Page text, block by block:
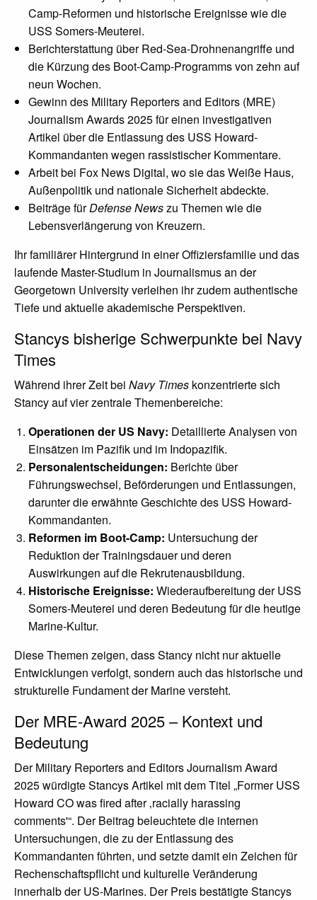
Camp-Reformen und historische Ereignisse wie die
USS Somers-Meuterei.
Berichterstattung über Red-Sea-Drohnenangriffe und
die Kürzung des Boot-Camp-Programms von zehn auf
neun Wochen.
Gewinn des Military Reporters and Editors (MRE)
Journalism Awards 2025 für einen investigativen
Artikel über die Entlassung des USS Howard-
Kommandanten wegen rassistischer Kommentare.
Arbeit bei Fox News Digital, wo sie das Weiße Haus,
Außenpolitik und nationale Sicherheit abdeckte.
Beiträge fürDefense Newszu Themen wie die
Lebensverlängerung von Kreuzern.
Ihr familiärer Hintergrund in einer Offiziersfamilie und das
laufende Master-Studium in Journalismus an der
Georgetown University verleihen ihr zudem authentische
Tiefe und aktuelle akademische Perspektiven.
Stancys bisherige Schwerpunkte bei Navy
Times
Während ihrer Zeit bei Navy Times konzentrierte sich
Stancy auf vier zentrale Themenbereiche:
Operationen der US Navy: Detaillierte Analysen von
Einsätzen im Pazifik und im Indopazifik.
Personalentscheidungen: Berichte über
Führungswechsel, Beförderungen und Entlassungen,
darunter die erwähnte Geschichte des USS Howard-
Kommandanten.
Reformen im Boot-Camp: Untersuchung der
Reduktion der Trainingsdauer und deren
Auswirkungen auf die Rekrutenausbildung.
Historische Ereignisse: Wiederaufbereitung der USS
Somers-Meuterei und deren Bedeutung für die heutige
Marine-Kultur.
Diese Themen zeigen, dass Stancy nicht nur aktuelle
Entwicklungen verfolgt, sondern auch das historische und
strukturelle Fundament der Marine versteht.
Der MRE-Award 2025 – Kontext und
Bedeutung
Der Military Reporters and Editors Journalism Award
2025 würdigte Stancys Artikel mit dem Titel „Former USS
Howard CO was fired after ‚racially harassing
comments'“. Der Beitrag beleuchtete die internen
Untersuchungen, die zu der Entlassung des
Kommandanten führten, und setzte damit ein Zeichen für
Rechenschaftspflicht und kulturelle Veränderung
innerhalb der US-Marines. Der Preis bestätigte Stancys